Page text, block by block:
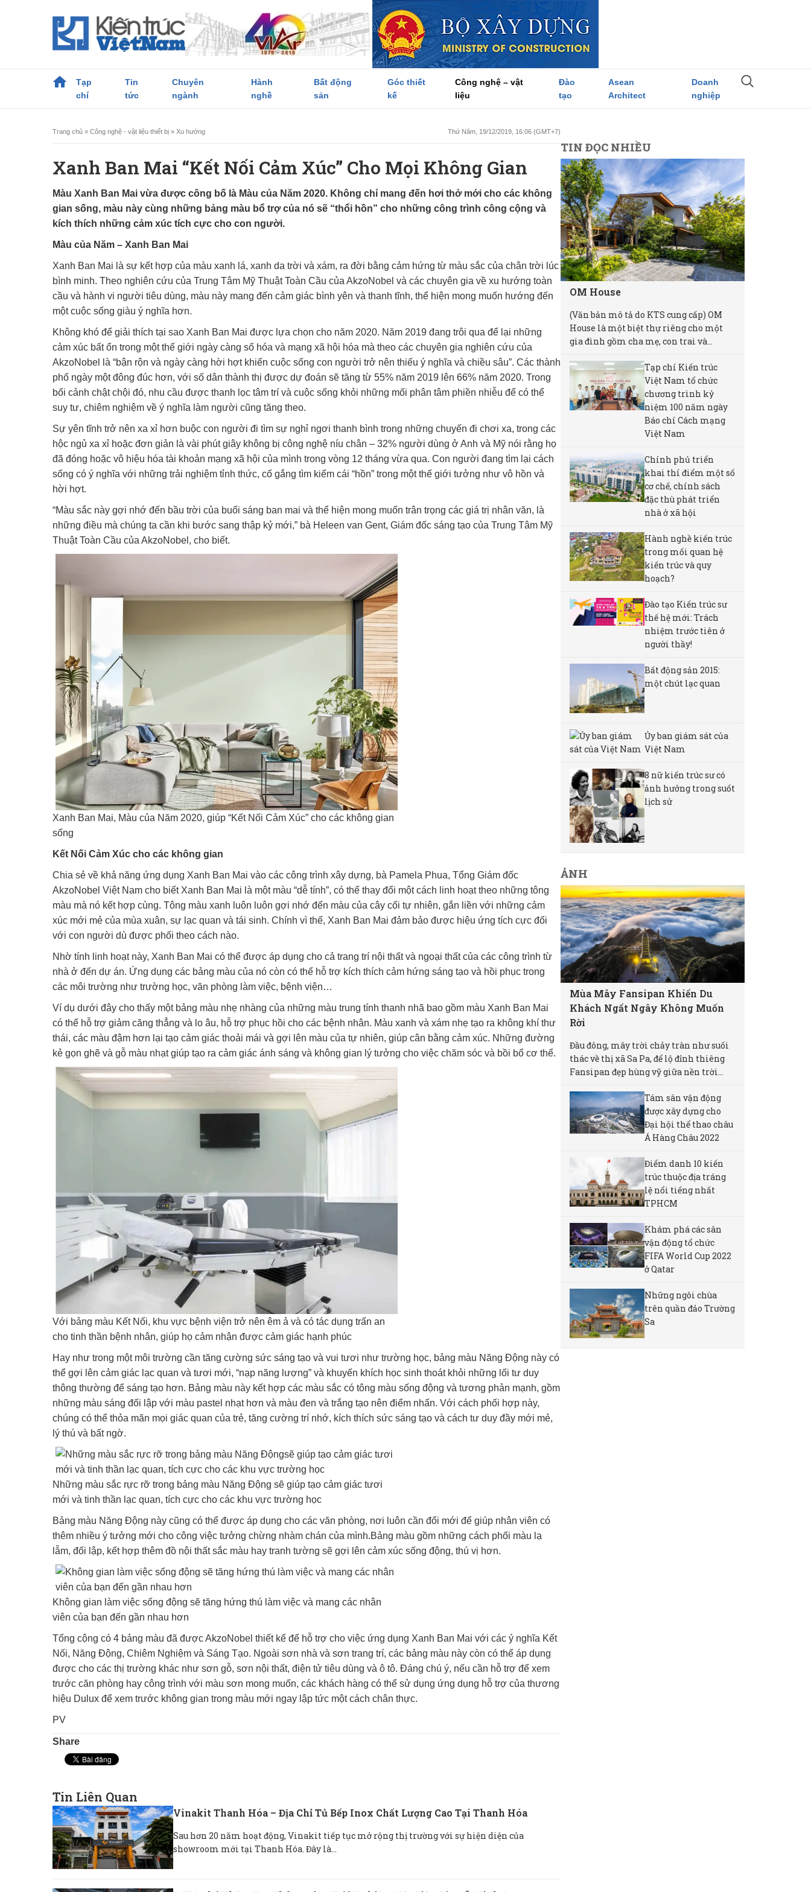
Tạp
chí
Tin
tức
Chuyên
ngành
Hành
nghề
Bất động
sản
Góc thiết
kế
Công nghệ – vật
liệu
Đào
tạo
Asean
Architect
Doanh
nghiệp
Trang chủ » Công nghệ - vật liệu thiết bị » Xu hướng Thứ Năm, 19/12/2019, 16:06 (GMT+7)
Xanh Ban Mai “Kết Nối Cảm Xúc” Cho Mọi Không Gian
Màu Xanh Ban Mai vừa được công bố là Màu của Năm 2020. Không chỉ mang đến hơi thở mới cho các không
gian sống, màu này cùng những bảng màu bổ trợ của nó sẽ “thổi hồn” cho những công trình công cộng và
kích thích những cảm xúc tích cực cho con người.
Màu của Năm – Xanh Ban Mai
Xanh Ban Mai là sự kết hợp của màu xanh lá, xanh da trời và xám, ra đời bằng cảm hứng từ màu sắc của chân trời lúc
bình minh. Theo nghiên cứu của Trung Tâm Mỹ Thuật Toàn Cầu của AkzoNobel và các chuyên gia về xu hướng toàn
cầu và hành vi người tiêu dùng, màu này mang đến cảm giác bình yên và thanh tĩnh, thể hiện mong muốn hướng đến
một cuộc sống giàu ý nghĩa hơn.
Không khó để giải thích tại sao Xanh Ban Mai được lựa chọn cho năm 2020. Năm 2019 đang trôi qua để lại những
cảm xúc bất ổn trong một thế giới ngày càng số hóa và mạng xã hội hóa mà theo các chuyên gia nghiên cứu của
AkzoNobel là “bận rộn và ngày càng hời hợt khiến cuộc sống con người trở nên thiếu ý nghĩa và chiều sâu”. Các thành
phố ngày một đông đúc hơn, với số dân thành thị được dự đoán sẽ tăng từ 55% năm 2019 lên 66% năm 2020. Trong
bối cảnh chật chội đó, nhu cầu được thanh lọc tâm trí và cuộc sống khỏi những mối phân tâm phiền nhiễu để có thể
suy tư, chiêm nghiệm về ý nghĩa làm người cũng tăng theo.
Sự yên tĩnh trở nên xa xỉ hơn buộc con người đi tìm sự nghỉ ngơi thanh bình trong những chuyến đi chơi xa, trong các
hộc ngủ xa xỉ hoặc đơn giản là vài phút giây không bị công nghệ níu chân – 32% người dùng ở Anh và Mỹ nói rằng họ
đã đóng hoặc vô hiệu hóa tài khoản mạng xã hội của mình trong vòng 12 tháng vừa qua. Con người đang tìm lại cách
sống có ý nghĩa với những trải nghiệm tỉnh thức, cố gắng tìm kiếm cái “hồn” trong một thế giới tưởng như vô hồn và
hời hợt.
“Màu sắc này gợi nhớ đến bầu trời của buổi sáng ban mai và thể hiện mong muốn trân trọng các giá trị nhân văn, là
những điều mà chúng ta cần khi bước sang thập kỷ mới,” bà Heleen van Gent, Giám đốc sáng tạo của Trung Tâm Mỹ
Thuật Toàn Cầu của AkzoNobel, cho biết.
Xanh Ban Mai, Màu của Năm 2020, giúp “Kết Nối Cảm Xúc” cho các không gian
sống
Kết Nối Cảm Xúc cho các không gian
Chia sẻ về khả năng ứng dụng Xanh Ban Mai vào các công trình xây dựng, bà Pamela Phua, Tổng Giám đốc
AkzoNobel Việt Nam cho biết Xanh Ban Mai là một màu “dễ tính”, có thể thay đổi một cách linh hoạt theo những tông
màu mà nó kết hợp cùng. Tông màu xanh luôn luôn gợi nhớ đến màu của cây cối tự nhiên, gắn liền với những cảm
xúc mới mẻ của mùa xuân, sự lạc quan và tái sinh. Chính vì thế, Xanh Ban Mai đảm bảo được hiệu ứng tích cực đối
với con người dù được phối theo cách nào.
Nhờ tính linh hoạt này, Xanh Ban Mai có thể được áp dụng cho cả trang trí nội thất và ngoại thất của các công trình từ
nhà ở đến dự án. Ứng dụng các bảng màu của nó còn có thể hỗ trợ kích thích cảm hứng sáng tạo và hồi phục trong
các môi trường như trường học, văn phòng làm việc, bệnh viện…
Ví dụ dưới đây cho thấy một bảng màu nhẹ nhàng của những màu trung tính thanh nhã bao gồm màu Xanh Ban Mai
có thể hỗ trợ giảm căng thẳng và lo âu, hỗ trợ phục hồi cho các bệnh nhân. Màu xanh và xám nhẹ tạo ra không khí thư
thái, các màu đậm hơn lại tạo cảm giác thoải mái và gợi lên màu của tự nhiên, giúp cân bằng cảm xúc. Những đường
kẻ gọn ghẽ và gỗ màu nhạt giúp tạo ra cảm giác ánh sáng và không gian lý tưởng cho việc chăm sóc và bồi bổ cơ thể.
Với bảng màu Kết Nối, khu vực bệnh viện trở nên êm ả và có tác dụng trấn an
cho tinh thần bệnh nhân, giúp họ cảm nhận được cảm giác hạnh phúc
Hay như trong một môi trường cần tăng cường sức sáng tạo và vui tươi như trường học, bảng màu Năng Động này có
thể gợi lên cảm giác lạc quan và tươi mới, “nạp năng lượng” và khuyến khích học sinh thoát khỏi những lối tư duy
thông thường để sáng tạo hơn. Bảng màu này kết hợp các màu sắc có tông màu sống động và tương phản mạnh, gồm
những màu sáng đối lập với màu pastel nhạt hơn và màu đen và trắng tạo nên điểm nhấn. Với cách phối hợp này,
chúng có thể thỏa mãn mọi giác quan của trẻ, tăng cường trí nhớ, kích thích sức sáng tạo và cách tư duy đầy mới mẻ,
lý thú và bất ngờ.
Những màu sắc rực rỡ trong bảng màu Năng Động sẽ giúp tạo cảm giác tươi
mới và tinh thần lạc quan, tích cực cho các khu vực trường học
Bảng màu Năng Động này cũng có thể được áp dụng cho các văn phòng, nơi luôn cần đổi mới để giúp nhân viên có
thêm nhiều ý tưởng mới cho công việc tưởng chừng nhàm chán của mình.Bảng màu gồm những cách phối màu lạ
lẫm, đối lập, kết hợp thêm đồ nội thất sắc màu hay tranh tường sẽ gợi lên cảm xúc sống động, thú vị hơn.
Không gian làm việc sống động sẽ tăng hứng thú làm việc và mang các nhân
viên của bạn đến gần nhau hơn
Tổng cộng có 4 bảng màu đã được AkzoNobel thiết kế để hỗ trợ cho việc ứng dụng Xanh Ban Mai với các ý nghĩa Kết
Nối, Năng Động, Chiêm Nghiệm và Sáng Tạo. Ngoài sơn nhà và sơn trang trí, các bảng màu này còn có thể áp dụng
được cho các thị trường khác như sơn gỗ, sơn nội thất, điện tử tiêu dùng và ô tô. Đáng chú ý, nếu cần hỗ trợ để xem
trước căn phòng hay công trình với màu sơn mong muốn, các khách hàng có thể sử dụng ứng dụng hỗ trợ của thương
hiệu Dulux để xem trước không gian trong màu mới ngay lập tức một cách chân thực.
PV
Share
Tin Liên Quan
Vinakit Thanh Hóa – Địa Chỉ Tủ Bếp Inox Chất Lượng Cao Tại Thanh Hóa
Sau hơn 20 năm hoạt động, Vinakit tiếp tục mở rộng thị trường với sự hiện diện của
showroom mới tại Thanh Hóa. Đây là...
TIN ĐỌC NHIỀU
OM House
(Văn bản mô tả do KTS cung cấp) OM
House là một biệt thự riêng cho một
gia đình gồm cha mẹ, con trai và...
Tạp chí Kiến trúc
Việt Nam tổ chức
chương trình kỷ
niệm 100 năm ngày
Báo chí Cách mạng
Việt Nam
Chính phủ triển
khai thí điểm một số
cơ chế, chính sách
đặc thù phát triển
nhà ở xã hội
Hành nghề kiến trúc
trong mối quan hệ
kiến trúc và quy
hoạch?
Đào tạo Kiến trúc sư
thế hệ mới: Trách
nhiệm trước tiên ở
người thầy!
Bất động sản 2015:
một chút lạc quan
Ủy ban giám sát của
Việt Nam
8 nữ kiến ​​trúc sư có
ảnh hưởng trong suốt
lịch sử
ẢNH
Mùa Mây Fansipan Khiến Du
Khách Ngất Ngây Không Muốn
Rời
Đầu đông, mây trời chảy tràn như suối
thác về thị xã Sa Pa, để lộ đỉnh thiêng
Fansipan đẹp hùng vỹ giữa nền trời...
Tám sân vận động
được xây dựng cho
Đại hội thể thao châu
Á Hàng Châu 2022
Điểm danh 10 kiến
trúc thuộc địa tráng
lệ nổi tiếng nhất
TPHCM
Khám phá các sân
vận động tổ chức
FIFA World Cup 2022
ở Qatar
Những ngôi chùa
trên quần đảo Trường
Sa